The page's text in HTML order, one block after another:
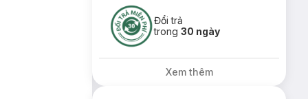
Đổi trả
trong30 ngày
Xem thêm